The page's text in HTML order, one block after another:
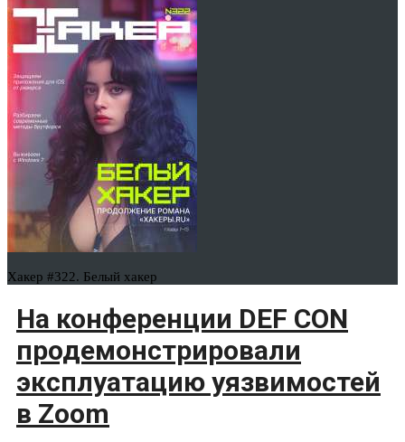
Хакер #322. Белый хакер
На конференции DEF CON
продемонстрировали
эксплуатацию уязвимостей
в Zoom